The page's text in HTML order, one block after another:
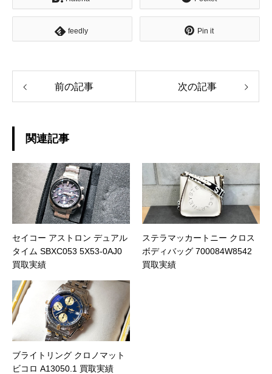
feedly Pin it
前の記事 次の記事
関連記事
セイコー アストロン デュアル
タイム SBXC053 5X53-0AJ0
買取実績
ステラマッカートニー クロス
ボディバッグ 700084W8542
買取実績
ブライトリング クロノマット
ビコロ A13050.1 買取実績